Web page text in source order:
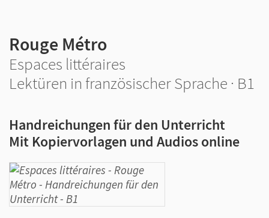
Rouge Métro
Espaces littéraires
Lektüren in französischer Sprache · B1
Handreichungen für den Unterricht
Mit Kopiervorlagen und Audios online